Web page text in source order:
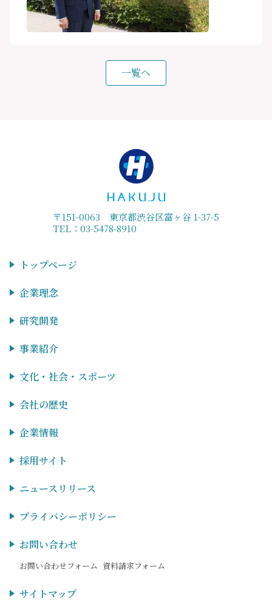
一覧へ
〒151-0063 東京都渋谷区富ヶ谷 1-37-5
TEL：03-5478-8910
トップページ
企業理念
研究開発
事業紹介
文化・社会・スポーツ
会社の歴史
企業情報
採用サイト
ニュースリリース
プライバシーポリシー
お問い合わせ
お問い合わせフォーム 資料請求フォーム
サイトマップ